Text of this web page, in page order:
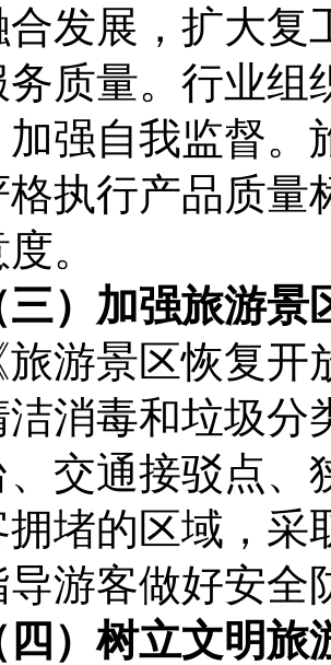
发展，扩大复
质量。行业组
加强自我监督
执行产品质量
。
三）加强旅游
游景区恢复开
洁消毒和垃圾分
、交通接驳点、
拥堵的区域，采
导游客做好安全
四）树立文明